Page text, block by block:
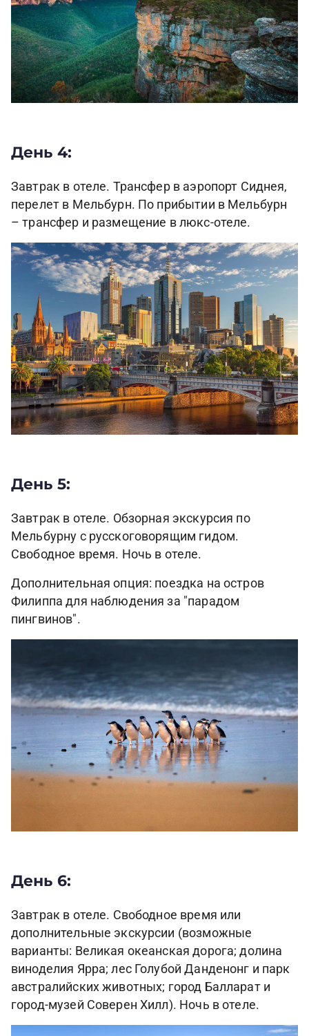
День 4:
Завтрак в отеле. Трансфер в аэропорт Сиднея,
перелет в Мельбурн. По прибытии в Мельбурн
– трансфер и размещение в люкс-отеле.
День 5:
Завтрак в отеле. Обзорная экскурсия по
Мельбурну с русскоговорящим гидом.
Свободное время. Ночь в отеле.
Дополнительная опция: поездка на остров
Филиппа для наблюдения за "парадом
пингвинов".
День 6:
Завтрак в отеле. Свободное время или
дополнительные экскурсии (возможные
варианты: Великая океанская дорога; долина
виноделия Ярра; лес Голубой Данденонг и парк
австралийских животных; город Балларат и
город-музей Соверен Хилл). Ночь в отеле.